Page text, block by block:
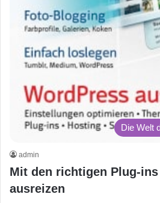
Die Welt
admin
Mit den richtigen Plug-
ausreizen